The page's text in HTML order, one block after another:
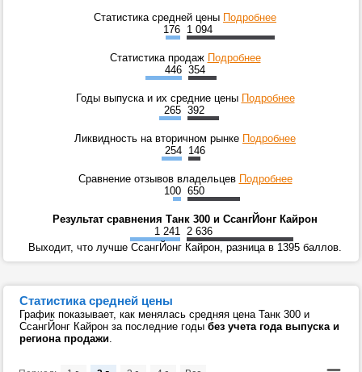
Статистика средней цены Подробнее
176 1 094
Статистика продаж Подробнее
446 354
Годы выпуска и их средние цены Подробнее
265 392
Ликвидность на вторичном рынке Подробнее
254 146
Сравнение отзывов владельцев Подробнее
100 650
Результат сравнения Танк 300 и СсангЙонг Кайрон
1 241
2 636
Выходит, что лучше СсангЙонг Кайрон, разница в 1395 баллов.
Статистика средней цены
График показывает, как менялась средняя цена Танк 300 и
СсангЙонг Кайрон за последние годы без учета года выпуска и
региона продажи